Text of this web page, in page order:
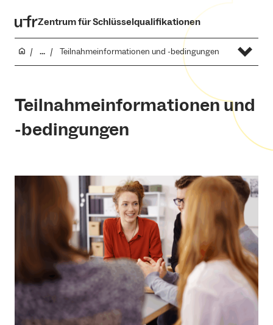
Zentrum für Schlüsselqualifikationen
... Teilnahmeinformationen und -bedingungen
Teilnahmeinformationen und
-bedingungen